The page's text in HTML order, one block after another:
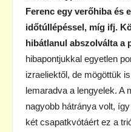
Ferenc egy verőhiba és
időtúllépéssel, míg ifj.
hibátlanul abszolválta a
hibapontjukkal egyetlen
izraeliektől, de mögöttük
lemaradva a lengyelek. A
nagyobb hátránya volt,
két csapatkvótáért ez a